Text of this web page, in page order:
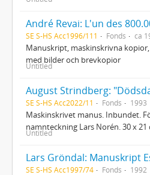
André Revai: L'un des
SE S-HS Acc1996/111 Fonds ca
Manuskript, maskinskrivna
med bilder och brevkopior
Untitled
SE S-HS Acc2022/11 Fonds 1993
Maskinskrivet manus. Inbundet.
namnteckning Lars Norén. 30 x 21
Untitled
Lars Gröndal: Manuskript
SE S-HS Acc1997/74 Fonds 1992